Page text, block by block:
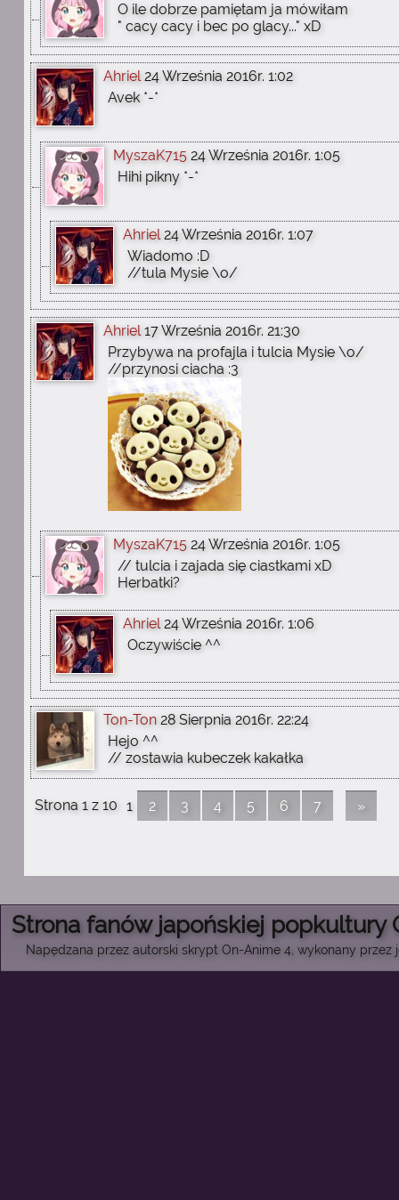
O ile dobrze pamiętam ja mówiłam
" cacy cacy i bec po glacy..." xD
Ahriel 24 Września 2016r. 1:02
Avek *-*
MyszaK715 24 Września 2016r. 1:05
Hihi pikny *-*
Ahriel 24 Września 2016r. 1:07
Wiadomo :D
//tula Mysie \o/
Ahriel 17 Września 2016r. 21:30
Przybywa na profajla i tulcia Mysie \o/
//przynosi ciacha :3
MyszaK715 24 Września 2016r. 1:05
// tulcia i zajada się ciastkami xD
Herbatki?
Ahriel 24 Września 2016r. 1:06
Oczywiście ^^
Ton-Ton 28 Sierpnia 2016r. 22:24
Hejo ^^
// zostawia kubeczek kakałka
Strona 1 z 10 1 2 3 4 5 6 7 »
Strona fanów japońskiej popkultury
Napędzana przez autorski skrypt On-Anime 4, wykonany przez